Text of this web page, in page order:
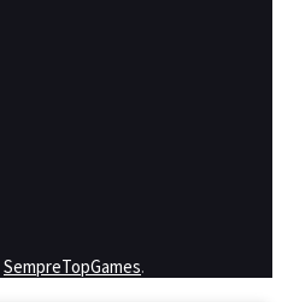
SempreTopGames.